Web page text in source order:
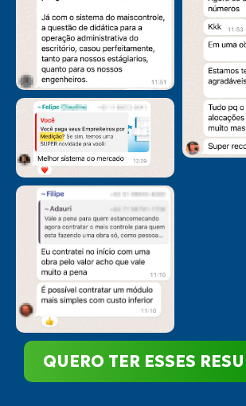
QUERO TER ESSES